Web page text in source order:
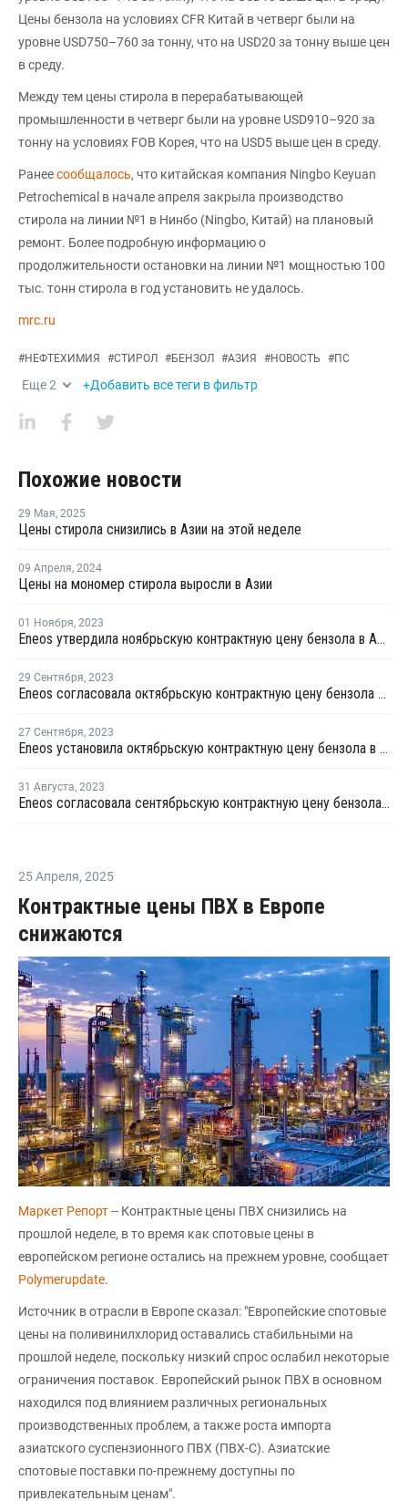
Цены бензола на условиях CFR Китай в четверг были на
уровне USD750–760 за тонну, что на USD20 за тонну выше цен
в среду.
Между тем цены стирола в перерабатывающей
промышленности в четверг были на уровне USD910–920 за
тонну на условиях FOB Корея, что на USD5 выше цен в среду.
Ранеесообщалось, что китайская компания Ningbo Keyuan
Petrochemical в начале апреля закрыла производство
стирола на линии №1 в Нинбо (Ningbo, Китай) на плановый
ремонт. Более подробную информацию о
продолжительности остановки на линии №1 мощностью 100
тыс. тонн стирола в год установить не удалось.
mrc.ru
#НЕФТЕХИМИЯ #СТИРОЛ #БЕНЗОЛ #АЗИЯ #НОВОСТЬ #ПС
Еще2 +Добавить все теги в фильтр
Похожие новости
29 Мая, 2025
Цены стирола снизились в Азии на этой неделе
09 Апреля, 2024
Цены на мономер стирола выросли в Азии
01 Ноября, 2023
Eneos утвердила ноябрьскую контрактную цену бензола в Азии
29 Сентября, 2023
Eneos согласовала октябрьскую контрактную цену бензола в Азии
27 Сентября, 2023
Eneos установила октябрьскую контрактную цену бензола в Азии
31 Августа, 2023
Eneos согласовала сентябрьскую контрактную цену бензола в Азии
25 Апреля, 2025
Контрактные цены ПВХ в Европе
снижаются
Маркет Репорт-- Контрактные цены ПВХ снизились на
прошлой неделе, в то время как спотовые цены в
европейском регионе остались на прежнем уровне, сообщает
Polymerupdate.
Источник в отрасли в Европе сказал: "Европейские спотовые
цены на поливинилхлорид оставались стабильными на
прошлой неделе, поскольку низкий спрос ослабил некоторые
ограничения поставок. Европейский рынок ПВХ в основном
находился под влиянием различных региональных
производственных проблем, а также роста импорта
азиатского суспензионного ПВХ (ПВХ-С). Азиатские
спотовые поставки по-прежнему доступны по
привлекательным ценам".